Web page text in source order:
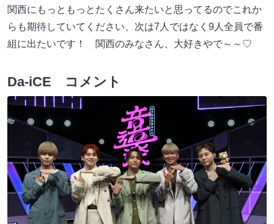
関西にもっともっとたくさん来たいと思ってるのでこれか
らも期待していてください、次は7人ではなく9人全員で番
組に出たいです！ 関西のみなさん、大好きやで～～♡
Da-iCE コメント